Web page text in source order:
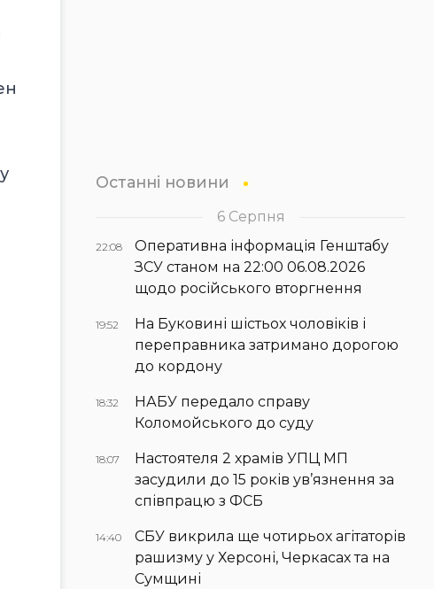
Останні новини
6 Серпня
22:08
Оперативна інформація Генштабу
ЗСУ станом на 22:00 06.08.2026
щодо російського вторгнення
19:52
На Буковині шістьох чоловіків і
переправника затримано дорогою
до кордону
18:32
НАБУ передало справу
Коломойського до суду
18:07
Настоятеля 2 храмів УПЦ МП
засудили до 15 років ув’язнення за
співпрацю з ФСБ
14:40
СБУ викрила ще чотирьох агітаторів
рашизму у Херсоні, Черкасах та на
Сумщині